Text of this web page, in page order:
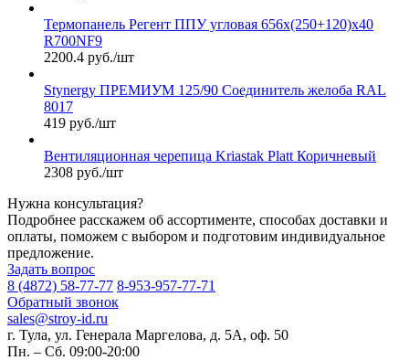
Термопанель Регент ППУ угловая 656х(250+120)х40
R700NF9
2200.4 руб./шт
Stynergy ПРЕМИУМ 125/90 Соединитель желоба RAL
8017
419 руб./шт
Вентиляционная черепица Kriastak Platt Коричневый
2308 руб./шт
Нужна консультация?
Подробнее расскажем об ассортименте, способах доставки и
оплаты, поможем с выбором и подготовим индивидуальное
предложение.
Задать вопрос
8 (4872) 58-77-77 8-953-957-77-71
Обратный звонок
sales@stroy-id.ru
г. Тула, ул. Генерала Маргелова, д. 5А, оф. 50
Пн. – Cб. 09:00-20:00